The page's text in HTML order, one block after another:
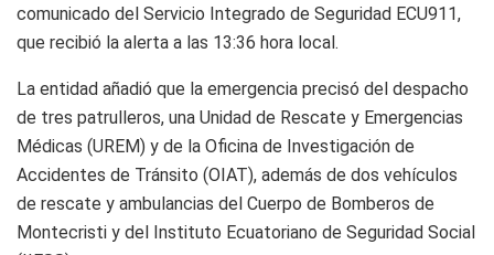
comunicado del Servicio Integrado de Seguridad ECU911,
que recibió la alerta a las 13:36 hora local.
La entidad añadió que la emergencia precisó del despacho
de tres patrulleros, una Unidad de Rescate y Emergencias
Médicas (UREM) y de la Oficina de Investigación de
Accidentes de Tránsito (OIAT), además de dos vehículos
de rescate y ambulancias del Cuerpo de Bomberos de
Montecristi y del Instituto Ecuatoriano de Seguridad Social